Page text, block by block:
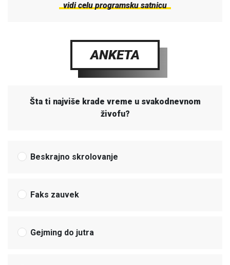
vidi celu programsku satnicu
ANKETA
Šta ti najviše krade vreme u svakodnevnom
živofu?
Beskrajno skrolovanje
Faks zauvek
Gejming do jutra